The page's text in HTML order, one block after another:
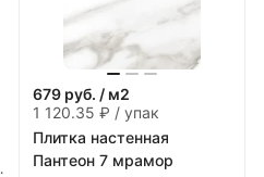
679 руб. / м2
1 120.35 ₽ / упак
Плитка настенная
Пантеон 7 мрамор